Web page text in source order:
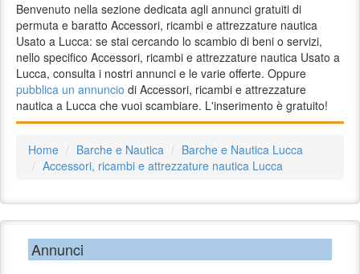
Benvenuto nella sezione dedicata agli annunci gratuiti di
permuta e baratto Accessori, ricambi e attrezzature nautica
Usato a Lucca: se stai cercando lo scambio di beni o servizi,
nello specifico Accessori, ricambi e attrezzature nautica Usato a
Lucca, consulta i nostri annunci e le varie offerte. Oppure
pubblica un annuncio di Accessori, ricambi e attrezzature
nautica a Lucca che vuoi scambiare. L'inserimento è gratuito!
Home Barche e Nautica
Barche e Nautica Lucca
Accessori, ricambi e attrezzature nautica Lucca
Annunci